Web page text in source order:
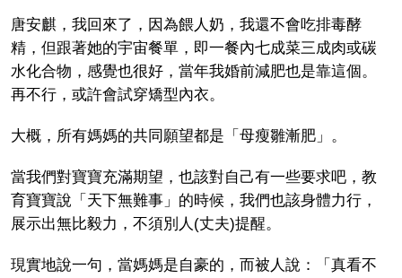
唐安麒，我回來了，因為餵人奶，我還不會吃排毒酵
精，但跟著她的宇宙餐單，即一餐內七成菜三成肉或碳
水化合物，感覺也很好，當年我婚前減肥也是靠這個。
再不行，或許會試穿矯型內衣。
大概，所有媽媽的共同願望都是「母瘦雛漸肥」。
當我們對寶寶充滿期望，也該對自己有一些要求吧，教
育寶寶說「天下無難事」的時候，我們也該身體力行，
展示出無比毅力，不須別人(丈夫)提醒。
現實地說一句，當媽媽是自豪的，而被人說：「真看不